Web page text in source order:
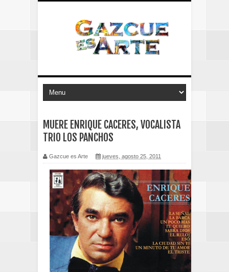
MUERE ENRIQUE CACERES, VOCALISTA
TRIO LOS PANCHOS
Gazcue es Arte jueves, agosto 25, 2011